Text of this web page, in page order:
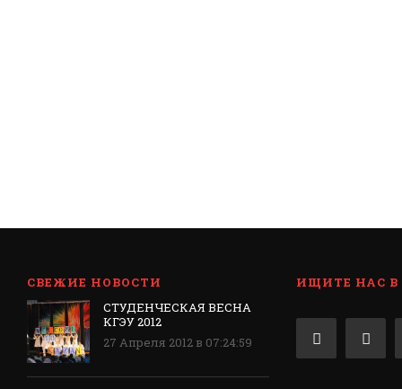
СВЕЖИЕ НОВОСТИ
СТУДЕНЧЕСКАЯ ВЕСНА
КГЭУ 2012
27 Апреля 2012 в 07:24:59
ИЩИТЕ НАС В